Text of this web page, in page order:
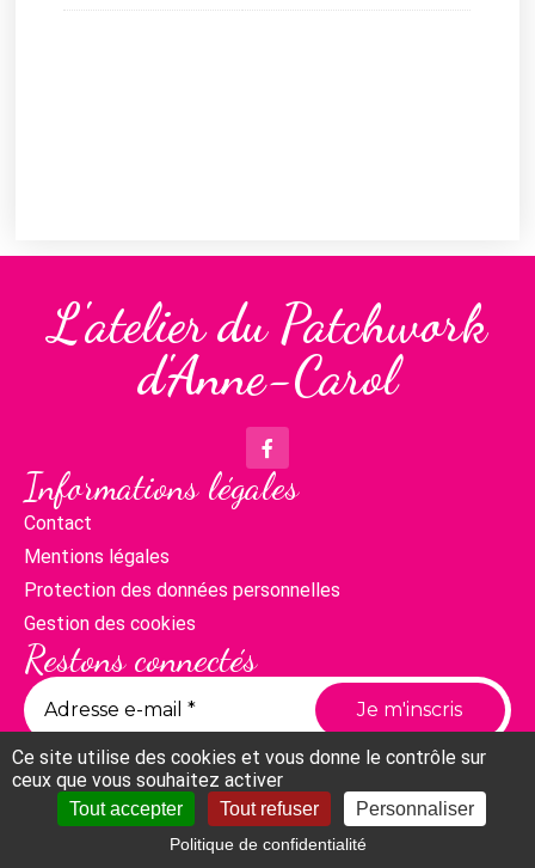
L'atelier du Patchwork
d'Anne-Carol
Informations légales
Contact
Mentions légales
Protection des données personnelles
Gestion des cookies
Restons connectés
Ce site utilise des cookies et vous donne le contrôle sur
ceux que vous souhaitez activer
Tout accepter Tout refuser Personnaliser
Politique de confidentialité